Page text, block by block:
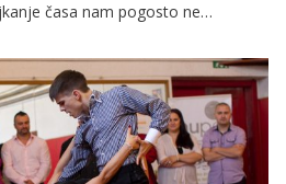
časa nam pogosto ne
ob današnjem hitrem tempu
pri vzdrževanju redne
trenutkih se pogosto
drugim. Nekaj znanih
kako skrbijo za svojo postavo